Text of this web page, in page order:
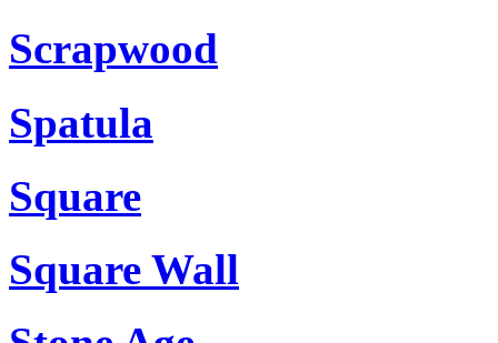
Scrapwood
Spatula
Square
Square Wall